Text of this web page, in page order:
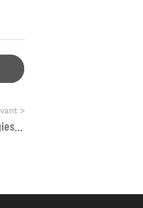
>
Artistes et journalistes en danger : créer des synergies pour promouvoir la liberté d’expression